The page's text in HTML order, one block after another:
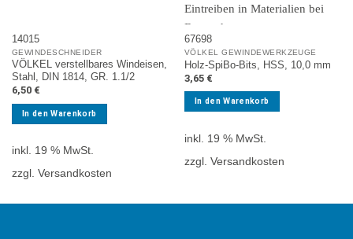
14015
GEWINDESCHNEIDER
VÖLKEL verstellbares Windeisen,
Stahl, DIN 1814, GR. 1.1/2
6,50 €
In den Warenkorb
inkl. 19 % MwSt.
zzgl. Versandkosten
67698
VÖLKEL GEWINDEWERKZEUGE
Holz-SpiBo-Bits, HSS, 10,0 mm
3,65 €
In den Warenkorb
inkl. 19 % MwSt.
zzgl. Versandkosten